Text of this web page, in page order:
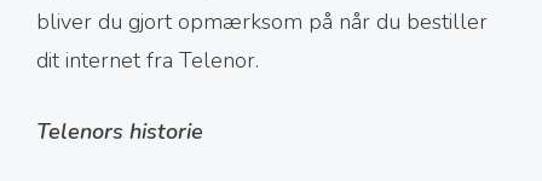
bliver du gjort opmærksom på når du bestiller
dit internet fra Telenor.
Telenors historie